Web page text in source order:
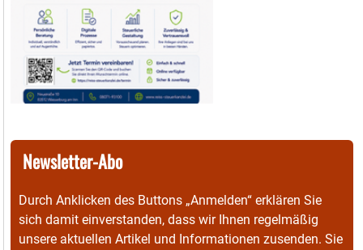
Newsletter-Abo
Durch Anklicken des Buttons „Anmelden“ erklären Sie
sich damit einverstanden, dass wir Ihnen regelmäßig
unsere aktuellen Artikel und Informationen zusenden. Sie